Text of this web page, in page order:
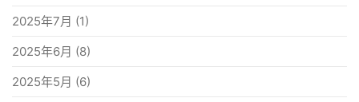
2025年7月 (1)
2025年6月 (8)
2025年5月 (6)